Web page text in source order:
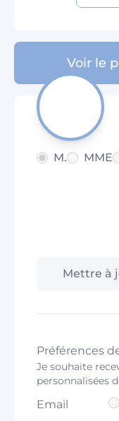
M. MME
Mettre à
Préférences
Je souhaite
personnalisées
Email
Voir le